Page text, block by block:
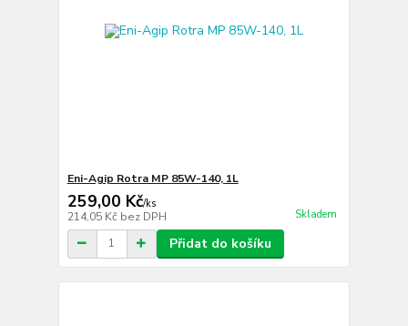
Eni-Agip Rotra MP 85W-140, 1L
259,00 Kč/ks
214,05 Kč bez DPH Skladem
Přidat do košíku